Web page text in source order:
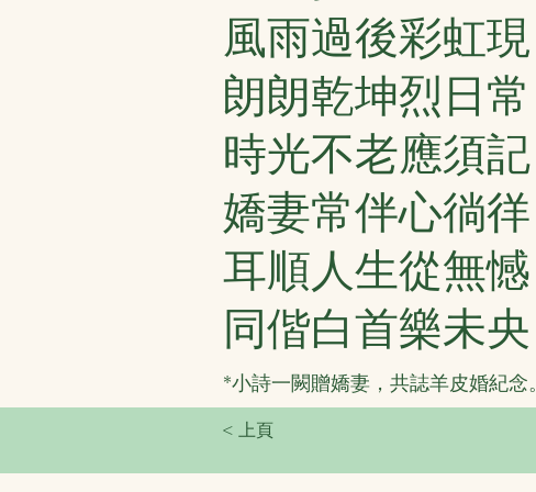
風雨過後彩虹現
朗朗乾坤烈日常
時光不老應須記
嬌妻常伴心徜徉
耳順人生從無憾
同偕白首樂未央
*小詩一闕贈嬌妻，共誌羊皮婚紀念。
< 上頁